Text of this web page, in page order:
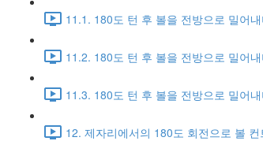
11.1. 180도 턴 후 볼을 전방으로 밀어
11.2. 180도 턴 후 볼을 전방으로 밀어
11.3. 180도 턴 후 볼을 전방으로 밀어
12. 제자리에서의 180도 회전으로 볼